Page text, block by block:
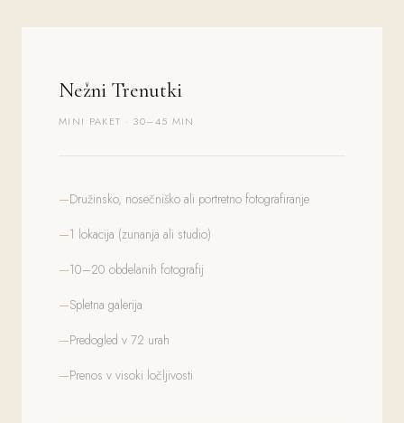
Nežni Trenutki
MINI PAKET · 30–45 MIN
Družinsko, nosečniško ali portretno fotografiranje
1 lokacija (zunanja ali studio)
10–20 obdelanih fotografij
Spletna galerija
Predogled v 72 urah
Prenos v visoki ločljivosti